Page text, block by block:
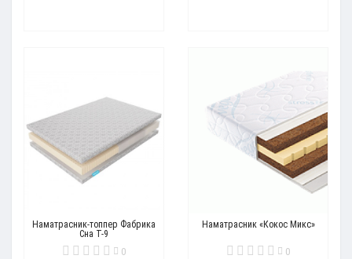
Наматрасник-топпер Фабрика
Сна Т-9
0
Наматрасник «Кокос Микс»
0